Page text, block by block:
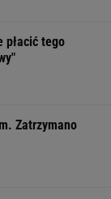
płacić tego
Zatrzymano